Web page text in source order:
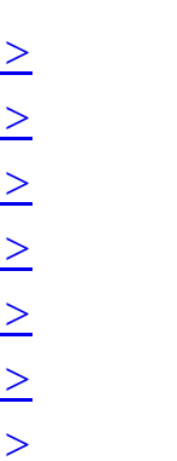
>
>
>
>
>
>
>